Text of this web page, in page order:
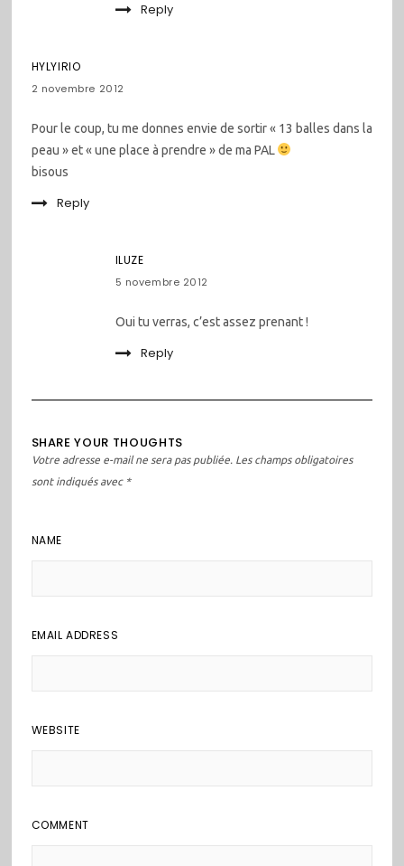
Reply
HYLYIRIO
2 novembre 2012
Pour le coup, tu me donnes envie de sortir « 13 balles dans la
peau » et « une place à prendre » de ma PAL
bisous
Reply
ILUZE
5 novembre 2012
Oui tu verras, c’est assez prenant !
Reply
SHARE YOUR THOUGHTS
Votre adresse e-mail ne sera pas publiée. Les champs obligatoires
sont indiqués avec *
NAME
EMAIL ADDRESS
WEBSITE
COMMENT